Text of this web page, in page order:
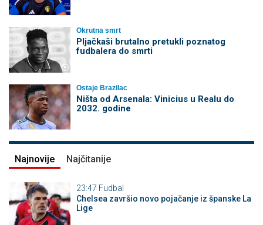
Okrutna smrt
Pljačkaši brutalno pretukli poznatog
fudbalera do smrti
Ostaje Brazilac
Ništa od Arsenala: Vinicius u Realu do
2032. godine
Najnovije Najčitanije
23:47 Fudbal
Chelsea završio novo pojačanje iz španske La
Lige